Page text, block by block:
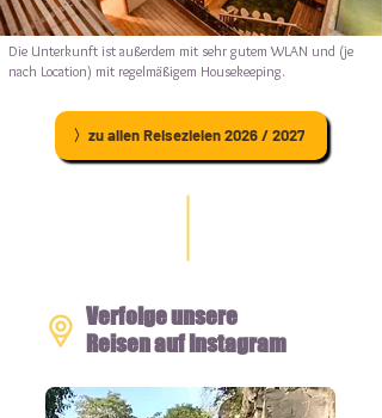
Die Unterkunft ist außerdem mit sehr gutem WLAN und (je
nach Location) mit regelmäßigem Housekeeping.
〉zu allen Reisezielen 2026 / 2027
Verfolge unsere
Reisen auf Instagram